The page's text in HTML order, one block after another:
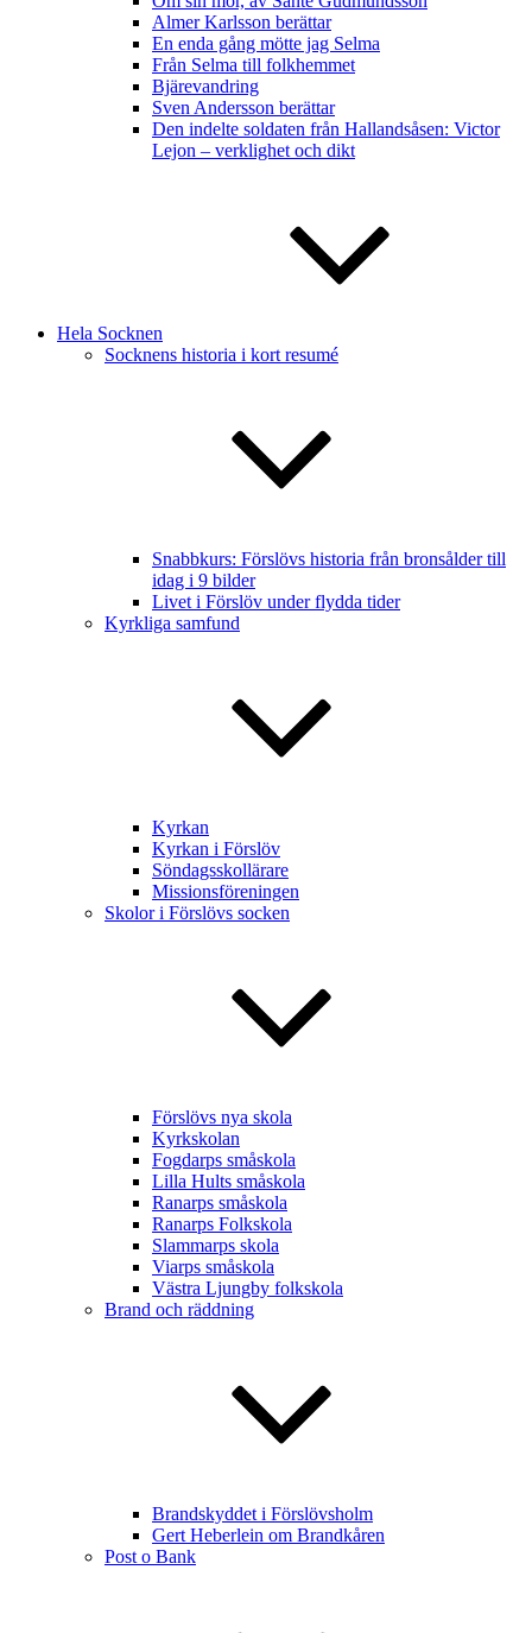
Almer Karlsson berättar
En enda gång mötte jag Selma
Från Selma till folkhemmet
Bjärevandring
Sven Andersson berättar
Den indelte soldaten från Hallandsåsen: Victor
Lejon – verklighet och dikt
Hela Socknen
Socknens historia i kort resumé
Snabbkurs: Förslövs historia från bronsålder till
idag i 9 bilder
Livet i Förslöv under flydda tider
Kyrkliga samfund
Kyrkan
Kyrkan i Förslöv
Söndagsskollärare
Missionsföreningen
Skolor i Förslövs socken
Förslövs nya skola
Kyrkskolan
Fogdarps småskola
Lilla Hults småskola
Ranarps småskola
Ranarps Folkskola
Slammarps skola
Viarps småskola
Västra Ljungby folkskola
Brand och räddning
Brandskyddet i Förslövsholm
Gert Heberlein om Brandkåren
Post o Bank